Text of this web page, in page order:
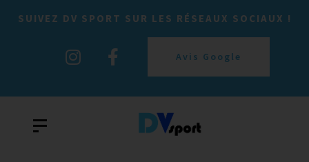
SUIVEZ DV SPORT SUR LES RÉSEAUX SOCIAUX !
Avis Google